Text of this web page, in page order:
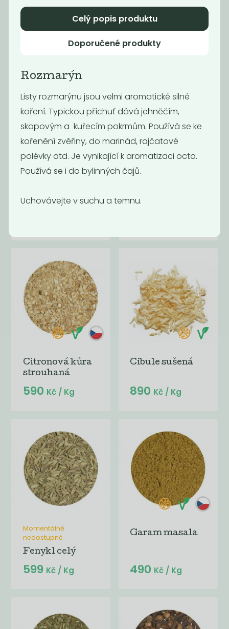
Bobkový list
celý
BIO Chilli
drcené
689 Kč
granulovaný
Citronová kůra
strouhaná
590 Kč / Kg
Cibule sušená
890 Kč / Kg
Momentálně
nedostupné
Fenykl celý
599 Kč / Kg
Garam masala
490 Kč / Kg
Celý popis produktu
Doporučené produkty
Rozmarýn
Listy rozmarýnu jsou velmi aromatické silné
koření. Typickou příchuť dává jehněčím,
skopovým a kuřecím pokrmům. Používá se ke
kořenění zvěřiny, do marinád, rajčatové
polévky atd. Je vynikající k aromatizaci octa.
Používá se i do bylinných čajů.
Uchovávejte v suchu a temnu.